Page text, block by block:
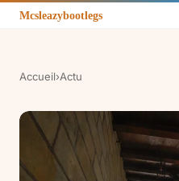
Accueil›Actu